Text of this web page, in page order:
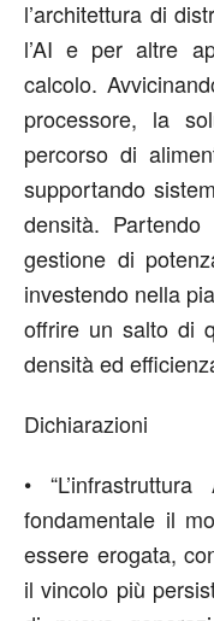
l’architettura di
l’AI e per altre
calcolo.
processore, la
percorso di
supportando
densità.
gestione di
investendo nella
offrire un salto di
densità ed
Dichiarazioni
• “
fondamentale il
essere erogata,
il vincolo più